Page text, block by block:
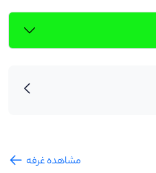
مشاهده غرفه